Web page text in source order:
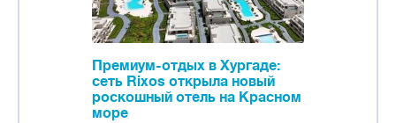
Премиум-отдых в Хургаде:
сеть Rixos открыла новый
роскошный отель на Красном
море